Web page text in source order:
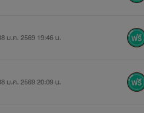
ม.ค. 2569 19:46 น.
ม.ค. 2569 20:09 น.